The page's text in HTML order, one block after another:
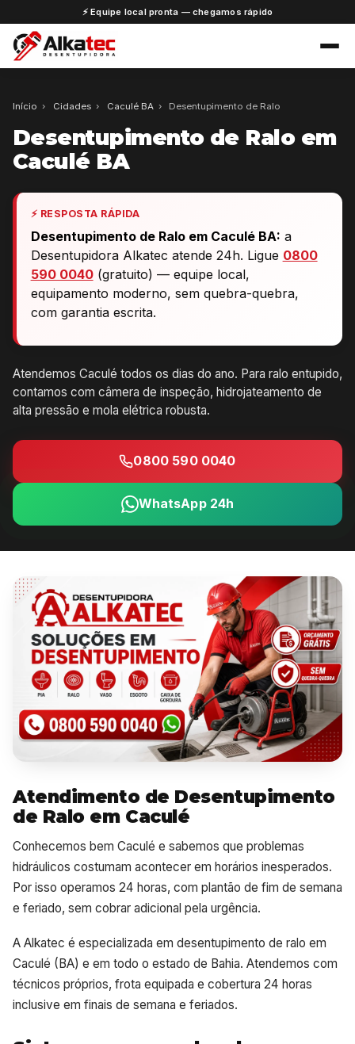
⚡ Equipe local pronta — chegamos rápido
Início › Cidades › Caculé BA › Desentupimento de Ralo
Desentupimento de Ralo em
Caculé BA
⚡ RESPOSTA RÁPIDA
Desentupimento de Ralo em Caculé BA: a
Desentupidora Alkatec atende 24h. Ligue 0800
590 0040(gratuito) — equipe local,
equipamento moderno, sem quebra-quebra,
com garantia escrita.
Atendemos Caculé todos os dias do ano. Para ralo entupido,
contamos com câmera de inspeção, hidrojateamento de
alta pressão e mola elétrica robusta.
0800 590 0040
WhatsApp 24h
Atendimento de Desentupimento
de Ralo em Caculé
Conhecemos bem Caculé e sabemos que problemas
hidráulicos costumam acontecer em horários inesperados.
Por isso operamos 24 horas, com plantão de fim de semana
e feriado, sem cobrar adicional pela urgência.
A Alkatec é especializada em desentupimento de ralo em
Caculé (BA) e em todo o estado de Bahia. Atendemos com
técnicos próprios, frota equipada e cobertura 24 horas
inclusive em finais de semana e feriados.